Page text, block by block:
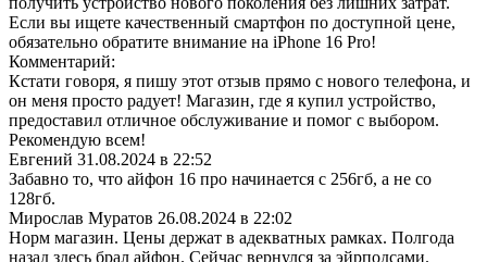
Если вы ищете качественный смартфон по доступной цене,
обязательно обратите внимание на iPhone 16 Pro!
Комментарий:
Кстати говоря, я пишу этот отзыв прямо с нового телефона, и
он меня просто радует! Магазин, где я купил устройство,
предоставил отличное обслуживание и помог с выбором.
Рекомендую всем!
Евгений 31.08.2024 в 22:52
Забавно то, что айфон 16 про начинается с 256гб, а не со
128гб.
Мирослав Муратов 26.08.2024 в 22:02
Норм магазин. Цены держат в адекватных рамках. Полгода
назад здесь брал айфон. Сейчас вернулся за эйрподсами.